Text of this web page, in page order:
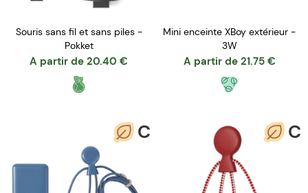
Souris sans fil et sans piles -
Pokket
A partir de 20.40 €
Mini enceinte XBoy extérieur -
3W
A partir de 21.75 €
C C